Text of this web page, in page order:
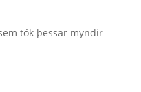
tók þessar myndir